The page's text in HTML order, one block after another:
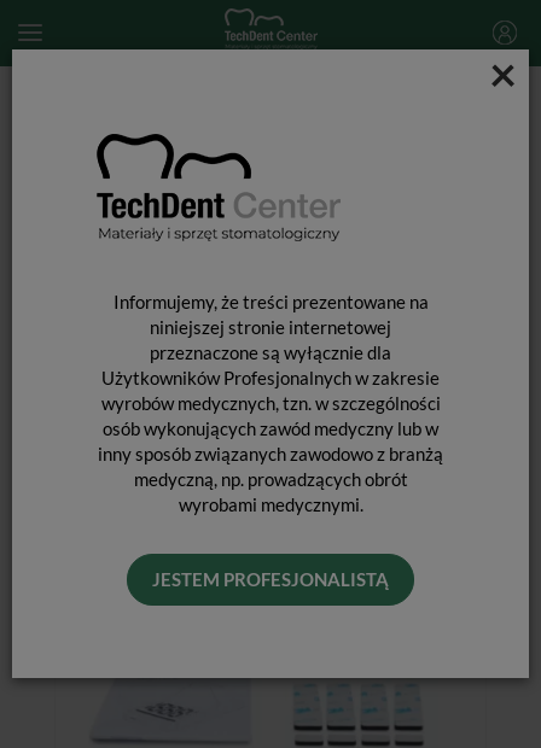
×
Informujemy, że treści prezentowane na
niniejszej stronie internetowej
przeznaczone są wyłącznie dla
Użytkowników Profesjonalnych w zakresie
wyrobów medycznych, tzn. w szczególności
osób wykonujących zawód medyczny lub w
inny sposób związanych zawodowo z branżą
medyczną, np. prowadzących obrót
wyrobami medycznymi.
JESTEM PROFESJONALISTĄ
ŚRODKI OCHRONY
OSOBISTEJ